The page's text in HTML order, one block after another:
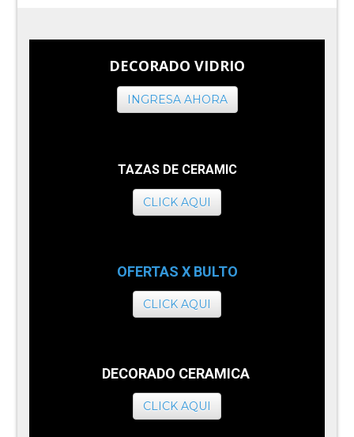
DECORADO VIDRIO
INGRESA AHORA
TAZAS DE CERAMIC
CLICK AQUI
OFERTAS X BULTO
CLICK AQUI
DECORADO CERAMICA
CLICK AQUI